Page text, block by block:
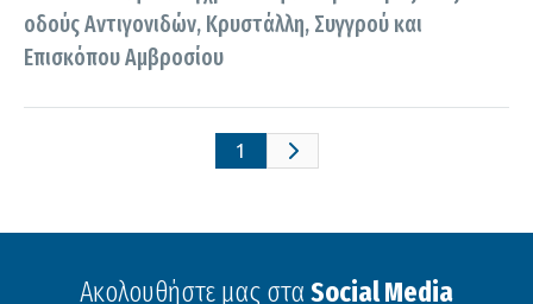
οδούς Αντιγονιδών, Κρυστάλλη, Συγγρού και
Επισκόπου Αμβροσίου
1
Ακολουθήστε μας στα Social Media